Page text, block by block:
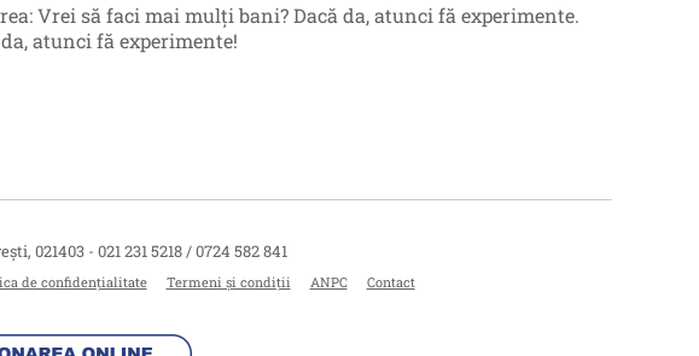
Vrei să faci mai mulți bani? Dacă da, atunci fă experimente.
atunci fă experimente!
, 021403 - 021 231 5218 / 0724 582 841
de confidențialitate Termeni și condiții ANPC Contact